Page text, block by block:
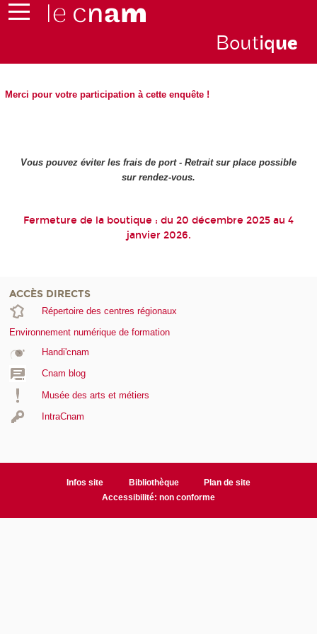
Boutique
Merci pour votre participation à cette enquête !
Vous pouvez éviter les frais de port - Retrait sur place possible
sur rendez-vous.
Fermeture de la boutique : du 20 décembre 2025 au 4
janvier 2026.
ACCÈS DIRECTS
Répertoire des centres régionaux
Environnement numérique de formation
Handi'cnam
Cnam blog
Musée des arts et métiers
IntraCnam
Infos site Bibliothèque
Plan de site
Accessibilité: non conforme